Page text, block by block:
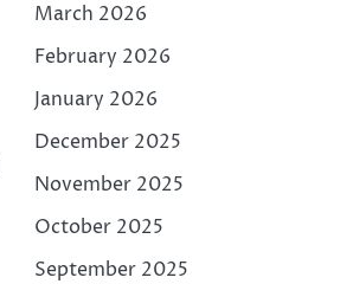
March 2026
February 2026
January 2026
December 2025
November 2025
October 2025
September 2025